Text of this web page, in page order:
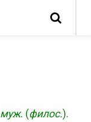
(филос.).